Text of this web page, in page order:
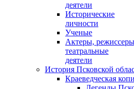
деятели
Исторические
личности
Ученые
Актеры,
театральные
деятели
История Псковской
Краеведческая